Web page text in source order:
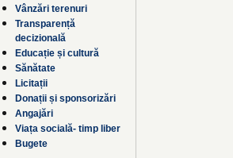
Vânzări terenuri
Transparență
decizională
Educație și cultură
Sănătate
Licitații
Donații și sponsorizări
Angajări
Viața socială- timp liber
Bugete